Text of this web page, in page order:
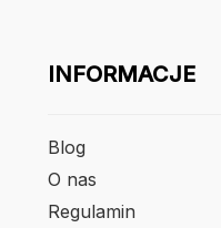
INFORMACJE
Blog
O nas
Regulamin